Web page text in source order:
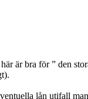
är bra för ” den
lån utifall